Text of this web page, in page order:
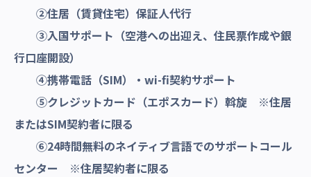
②住居（賃貸住宅）保証人代行
③入国サポート（空港への出迎え、住民票作成や銀
行口座開設）
④携帯電話（SIM）・wi-fi契約サポート
⑤クレジットカード（エポスカード）斡旋 ※住居
またはSIM契約者に限る
⑥24時間無料のネイティブ言語でのサポートコール
センター ※住居契約者に限る